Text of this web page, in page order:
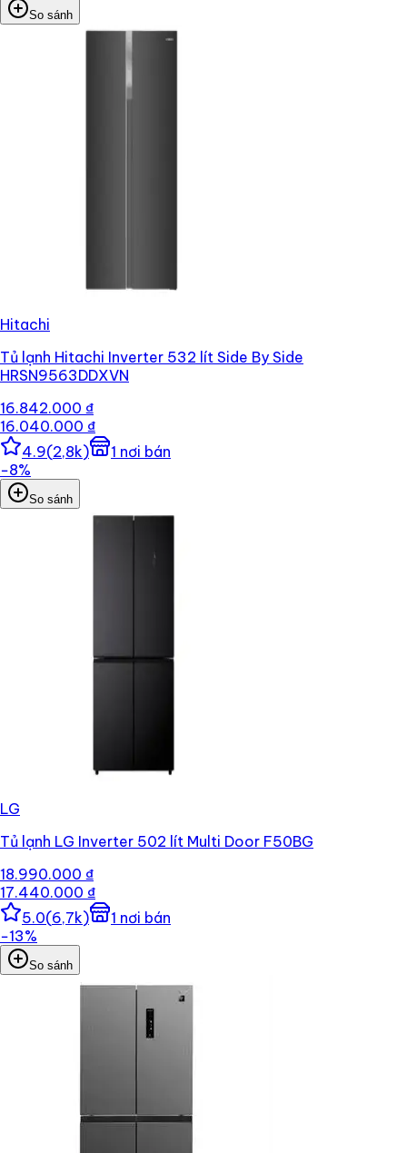
So sánh
Hitachi
Tủ lạnh Hitachi Inverter 532 lít Side By Side
HRSN9563DDXVN
16.842.000 ₫
16.040.000 ₫
4.9(2,8k) 1 nơi bán
−8%
So sánh
LG
Tủ lạnh LG Inverter 502 lít Multi Door F50BG
18.990.000 ₫
17.440.000 ₫
5.0(6,7k) 1 nơi bán
−13%
So sánh